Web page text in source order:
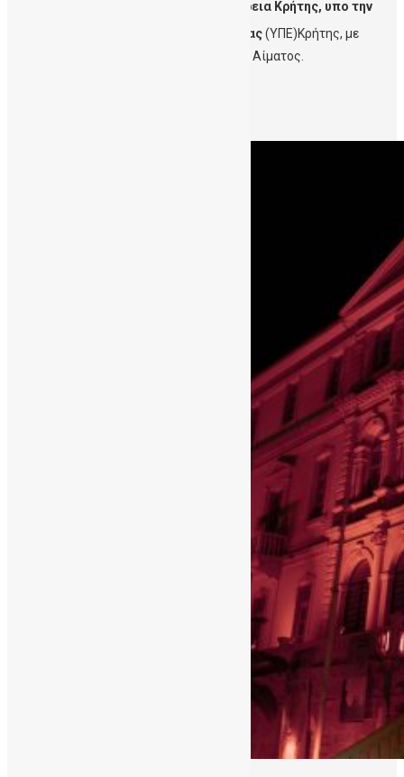
συνδιοργανωτή την Περιφέρεια Κρήτης, υπο την
Υγειονομικής Περιφέρειας(ΥΠΕ)Κρήτης, με
αφορμή την Παγκόσμια Ημέρα Ομφαλικού Αίματος.